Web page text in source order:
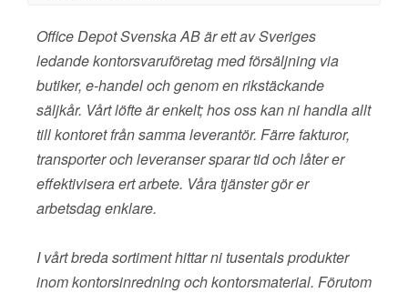
Office Depot Svenska AB är ett av Sveriges
ledande kontorsvaruföretag med försäljning via
butiker, e-handel och genom en rikstäckande
säljkår. Vårt löfte är enkelt; hos oss kan ni handla allt
till kontoret från samma leverantör. Färre fakturor,
transporter och leveranser sparar tid och låter er
effektivisera ert arbete. Våra tjänster gör er
arbetsdag enklare.
I vårt breda sortiment hittar ni tusentals produkter
inom kontorsinredning och kontorsmaterial. Förutom